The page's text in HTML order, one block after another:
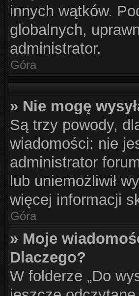
innych wątków.
globalnych,
administrator.
Góra
» Nie mogę
Są trzy powody,
wiadomości: nie
administrator
lub uniemożliwił
więcej informacji
Góra
» Moje
Dlaczego?
W folderze „Do